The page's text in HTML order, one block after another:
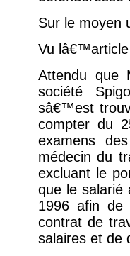
Sur le moyen
Vu
Attendu que
société
sâ€™est
compter du
examens
médecin du
excluant le
que le salarié
1996 afin de
contrat de
salaires et de